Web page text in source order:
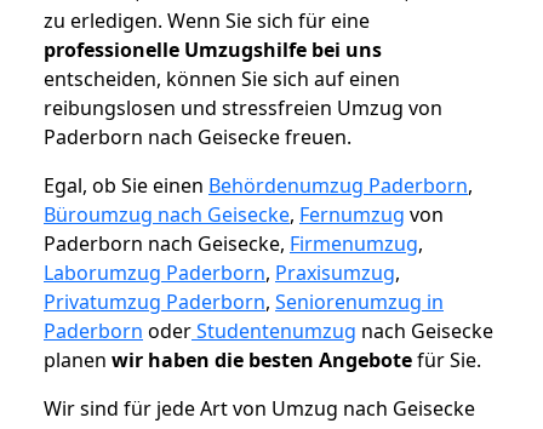
zu erledigen. Wenn Sie sich für eine
professionelle Umzugshilfe bei uns
entscheiden, können Sie sich auf einen
reibungslosen und stressfreien Umzug von
Paderborn nach Geisecke freuen.
Egal, ob Sie einen Behördenumzug Paderborn,
Büroumzug nach Geisecke, Fernumzug von
Paderborn nach Geisecke, Firmenumzug,
Laborumzug Paderborn, Praxisumzug,
Privatumzug Paderborn, Seniorenumzug in
Paderborn oderStudentenumzug nach Geisecke
planen wir haben die besten Angebotefür Sie.
Wir sind für jede Art von Umzug nach Geisecke